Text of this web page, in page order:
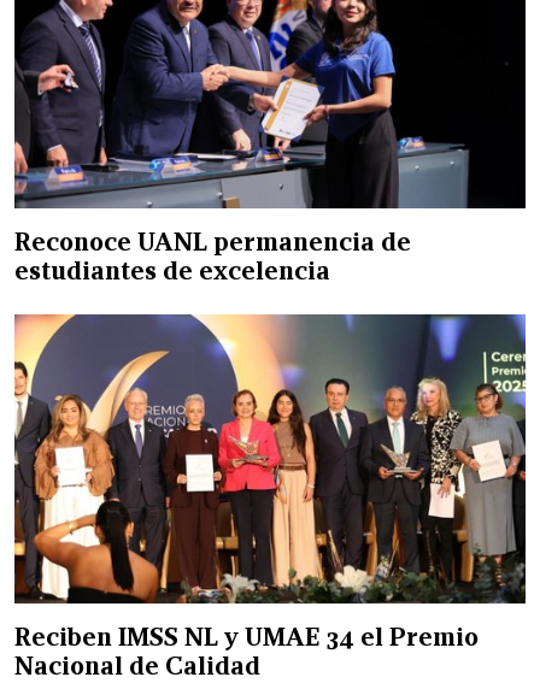
Reconoce UANL permanencia de
estudiantes de excelencia
Reciben IMSS NL y UMAE 34 el Premio
Nacional de Calidad